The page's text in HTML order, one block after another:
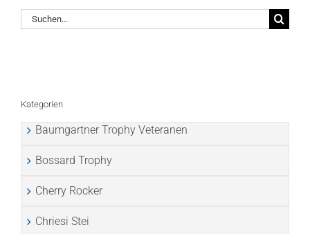
Suche
nach:
Kategorien
Baumgartner Trophy Veteranen
Bossard Trophy
Cherry Rocker
Chriesi Stei